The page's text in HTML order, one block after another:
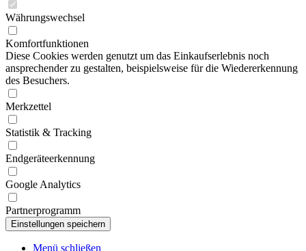
Währungswechsel
Komfortfunktionen
Diese Cookies werden genutzt um das Einkaufserlebnis noch
ansprechender zu gestalten, beispielsweise für die Wiedererkennung
des Besuchers.
Merkzettel
Statistik & Tracking
Endgeräteerkennung
Google Analytics
Partnerprogramm
Menü schließen